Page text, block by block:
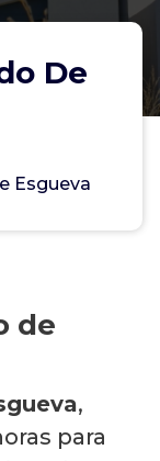
De
Esgueva
de
,
para